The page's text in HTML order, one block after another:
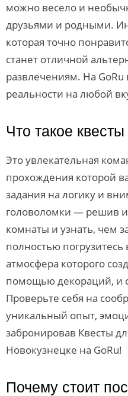
можно весело и
друзьями и родными.
которая точно
станет отличной
развлечениям. На
реальности на любой
Что такое
Это увлекательная
прохождения которой
задания на логику и
головоломки — решив
комнаты и узнать, чем
полностью
атмосфера которого
помощью декораций, и
Проверьте себя на
уникальный опыт,
забронировав Квесты
Новокузнецке на GoRu!
Почему стоит